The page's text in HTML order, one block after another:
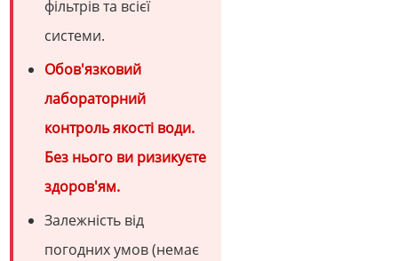
фільтрів та всієї
системи.
Обов'язковий
лабораторний
контроль якості води.
Без нього ви ризикуєте
здоров'ям.
Залежність від
погодних умов (немає